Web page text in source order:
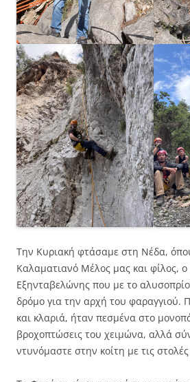
Την Κυριακή φτάσαμε στη Νέδα,
Καλαματιανό Μέλος μας και φίλος, ο
Εξηνταβελώνης που με το
δρόμο για την αρχή του φαραγγιού.
και κλαριά, ήταν πεσμένα στο
βροχοπτώσεις του χειμώνα, αλλά
ντυνόμαστε στην κοίτη με τις